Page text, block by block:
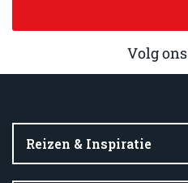
Volg ons
Reizen & Inspiratie